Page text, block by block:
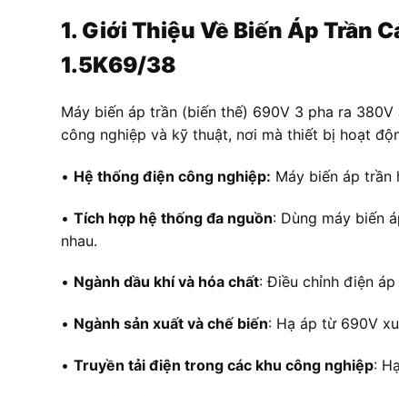
1. Giới Thiệu Về Biến Áp Trần
1.5K69/38
Máy biến áp trần (biến thế) 690V 3 pha ra
công nghiệp và kỹ thuật, nơi mà thiết bị hoạt
• Hệ thống điện công nghiệp: Máy biến áp
• Tích hợp hệ thống đa nguồn: Dùng máy biến
nhau.
• Ngành dầu khí và hóa chất: Điều chỉnh điện
• Ngành sản xuất và chế biến: Hạ áp từ 690V
• Truyền tải điện trong các khu công nghiệp: